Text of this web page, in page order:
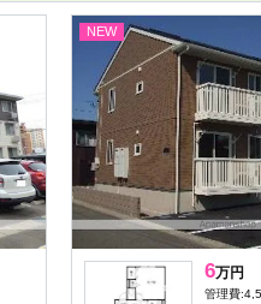
NEW
6万円
管理費